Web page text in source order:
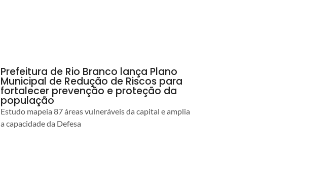
Prefeitura de Rio Branco lança Plano
Municipal de Redução de Riscos para
fortalecer prevenção e proteção da
população
Estudo mapeia 87 áreas vulneráveis da capital e amplia
a capacidade da Defesa